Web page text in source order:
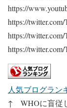
https://
https://twitter.com/
https://twitter.com/
https://twitter.com/
人気ブログラン
↑ WHOに盲従